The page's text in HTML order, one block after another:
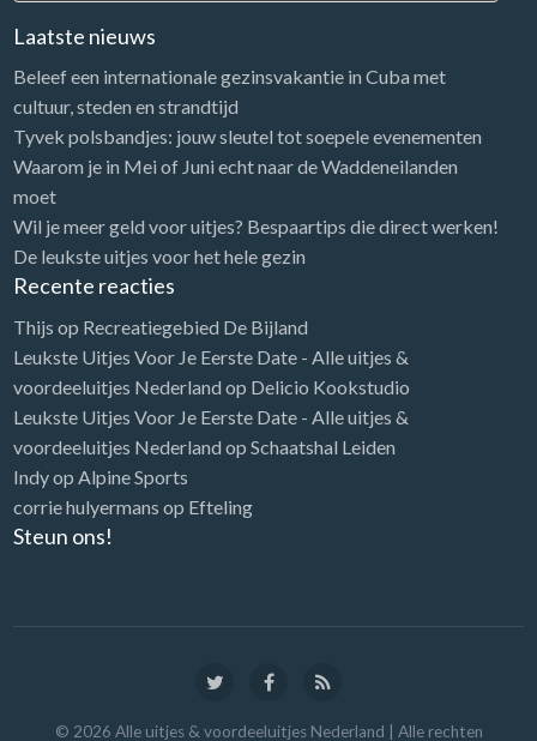
Laatste nieuws
Beleef een internationale gezinsvakantie in Cuba met
cultuur, steden en strandtijd
Tyvek polsbandjes: jouw sleutel tot soepele evenementen
Waarom je in Mei of Juni echt naar de Waddeneilanden
moet
Wil je meer geld voor uitjes? Bespaartips die direct werken!
De leukste uitjes voor het hele gezin
Recente reacties
Thijs op Recreatiegebied De Bijland
Leukste Uitjes Voor Je Eerste Date - Alle uitjes &
voordeeluitjes Nederland op Delicio Kookstudio
Leukste Uitjes Voor Je Eerste Date - Alle uitjes &
voordeeluitjes Nederland op Schaatshal Leiden
Indyop Alpine Sports
corrie hulyermans op Efteling
Steun ons!
© 2026 Alle uitjes & voordeeluitjes Nederland | Alle rechten